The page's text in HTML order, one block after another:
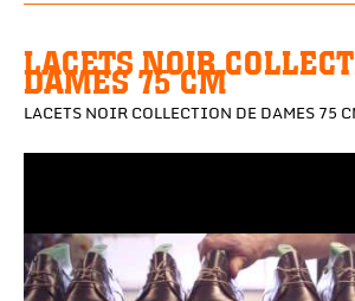
LACETS NOIR
DAMES 75 CM
LACETS NOIR COLLECTION DE DAMES 75